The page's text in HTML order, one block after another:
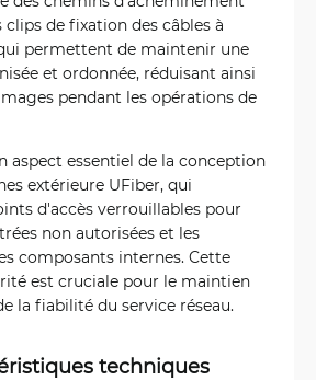
clips de fixation des câbles à
permettent de maintenir une
et ordonnée, réduisant ainsi
pendant les opérations de
aspect essentiel de la conception
extérieure UFiber, qui
d'accès verrouillables pour
non autorisées et les
composants internes. Cette
est cruciale pour le maintien
la fiabilité du service réseau.
techniques